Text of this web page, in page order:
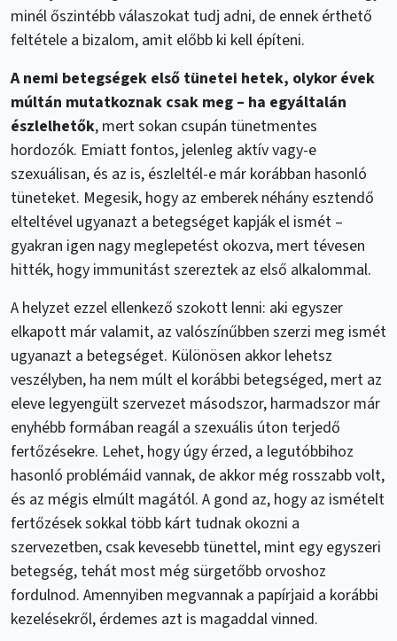
minél őszintébb válaszokat tudj adni, de ennek érthető
feltétele a bizalom, amit előbb ki kell építeni.
A nemi betegségek első tünetei hetek, olykor évek
múltán mutatkoznak csak meg – ha egyáltalán
észlelhetők, mert sokan csupán tünetmentes
hordozók. Emiatt fontos, jelenleg aktív vagy-e
szexuálisan, és az is, észleltél-e már korábban hasonló
tüneteket. Megesik, hogy az emberek néhány esztendő
elteltével ugyanazt a betegséget kapják el ismét –
gyakran igen nagy meglepetést okozva, mert tévesen
hitték, hogy immunitást szereztek az első alkalommal.
A helyzet ezzel ellenkező szokott lenni: aki egyszer
elkapott már valamit, az valószínűbben szerzi meg ismét
ugyanazt a betegséget. Különösen akkor lehetsz
veszélyben, ha nem múlt el korábbi betegséged, mert az
eleve legyengült szervezet másodszor, harmadszor már
enyhébb formában reagál a szexuális úton terjedő
fertőzésekre. Lehet, hogy úgy érzed, a legutóbbihoz
hasonló problémáid vannak, de akkor még rosszabb volt,
és az mégis elmúlt magától. A gond az, hogy az ismételt
fertőzések sokkal több kárt tudnak okozni a
szervezetben, csak kevesebb tünettel, mint egy egyszeri
betegség, tehát most még sürgetőbb orvoshoz
fordulnod. Amennyiben megvannak a papírjaid a korábbi
kezelésekről, érdemes azt is magaddal vinned.